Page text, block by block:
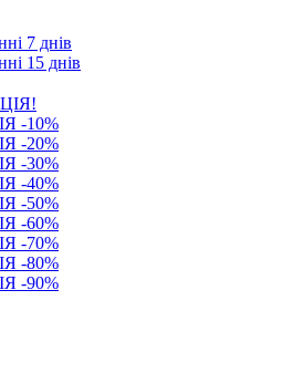
7 днiв
15 днiв
-10%
-20%
-30%
-40%
-50%
-60%
-70%
-80%
-90%